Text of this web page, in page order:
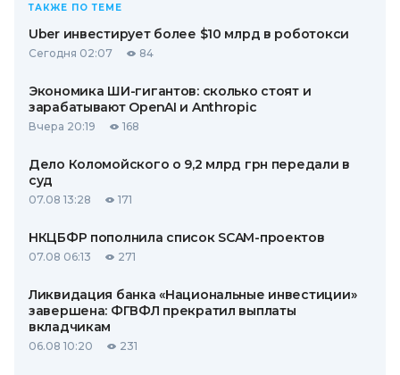
ТАКЖЕ ПО ТЕМЕ
Uber инвестирует более $10 млрд в роботокси
Сегодня 02:07 84
Экономика ШИ-гигантов: сколько стоят и
зарабатывают OpenAI и Anthropic
Вчера 20:19 168
Дело Коломойского о 9,2 млрд грн передали в
суд
07.08 13:28 171
НКЦБФР пополнила список SCAM-проектов
07.08 06:13 271
Ликвидация банка «Национальные инвестиции»
завершена: ФГВФЛ прекратил выплаты
вкладчикам
06.08 10:20 231